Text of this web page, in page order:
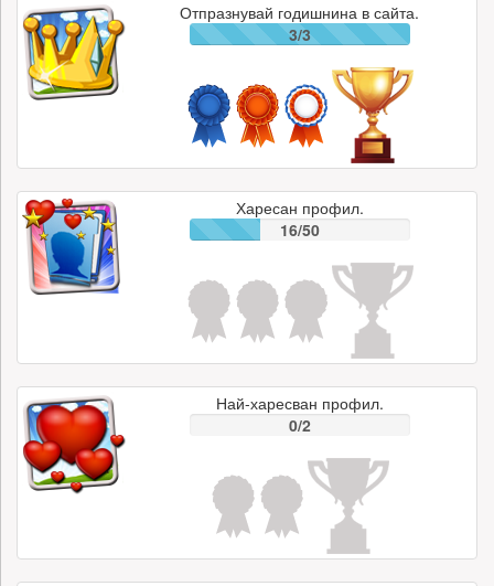
Отпразнувай годишнина в сайта.
3/3
Харесан профил.
16/50
Най-харесван профил.
0/2